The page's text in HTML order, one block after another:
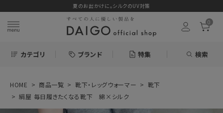
夏のお出かけに。シルクのUV対策
0
カテゴリ ブランド 特集 検索
search
HOME 商品一覧 靴下・レッグウォーマー
靴下
絹屋 毎日履きたくなる靴下 綿×シルク